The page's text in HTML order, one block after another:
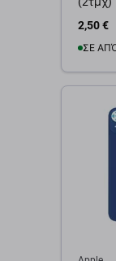
2,50 €
ΣΕ